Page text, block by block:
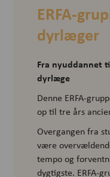
ERFA-
dyrlæger
Fra nyuddannet
dyrlæge
Denne ERFA-
op til tre års
Overgangen fra
være
tempo og
dygtigste. ERFA-